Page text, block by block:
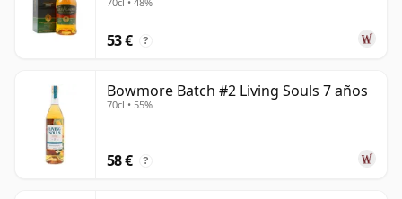
53 € ?
Bowmore Batch #2 Living Souls 7 años
70cl • 55%
58 € ?